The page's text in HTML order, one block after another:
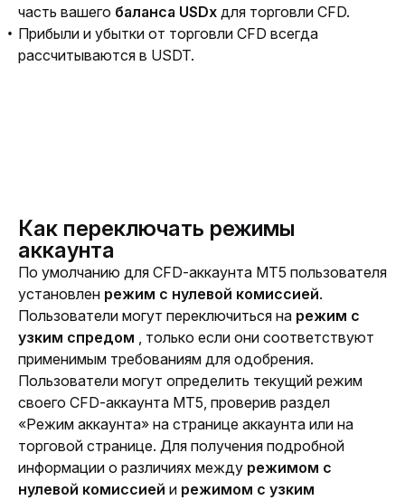
часть вашего баланса USDx для торговли CFD.
Прибыли и убытки от торговли CFD всегда
рассчитываются в USDT.
Как переключать режимы
аккаунта
По умолчанию для CFD-аккаунта MT5 пользователя
установлен режим с нулевой комиссией.
Пользователи могут переключиться на режим с
узким спредом
, только если они соответствуют
применимым требованиям для одобрения.
Пользователи могут определить текущий режим
своего CFD-аккаунта MT5, проверив раздел
«Режим аккаунта» на странице аккаунта или на
торговой странице. Для получения подробной
информации о различиях между режимом с
нулевой комиссией и режимом с узким